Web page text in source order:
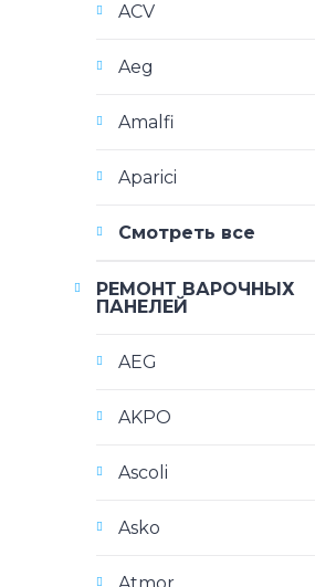
ACV
Aeg
Amalfi
Aparici
Смотреть все
РЕМОНТ ВАРОЧНЫХ
ПАНЕЛЕЙ
AEG
AKPO
Ascoli
Asko